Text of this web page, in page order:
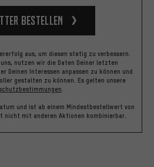
bestellen
aus, um diesen stetig zu verbessern.
nutzen wir die Daten Deiner letzten
Deinen Interessen anpassen zu können und
gestalten zu können. Es gelten unsere
und ist ab einem Mindestbestellwert von
nicht mit anderen Aktionen kombinierbar.